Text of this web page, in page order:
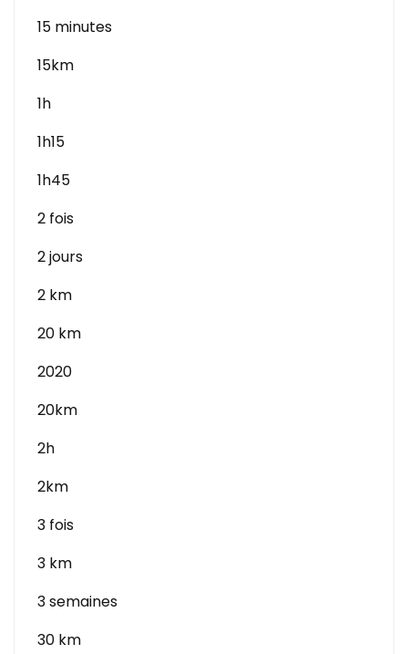
15 minutes
15km
1h
1h15
1h45
2 fois
2 jours
2 km
20 km
2020
20km
2h
2km
3 fois
3 km
3 semaines
30 km